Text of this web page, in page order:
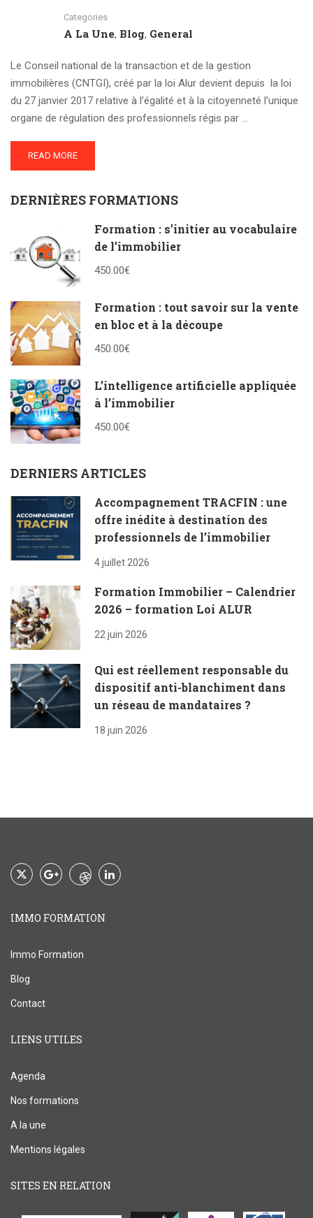
Categories
A La Une, Blog, General
Le Conseil national de la transaction et de la gestion
immobilières (CNTGI), créé par la loi Alur devient depuis la loi
du 27 janvier 2017 relative à l’égalité et à la citoyenneté l’unique
organe de régulation des professionnels régis par …
READ MORE
DERNIÈRES FORMATIONS
Formation : s’initier au vocabulaire
de l’immobilier
450.00€
Formation : tout savoir sur la vente
en bloc et à la découpe
450.00€
L’intelligence artificielle appliquée
à l’immobilier
450.00€
DERNIERS ARTICLES
Accompagnement TRACFIN : une
offre inédite à destination des
professionnels de l’immobilier
4 juillet 2026
Formation Immobilier – Calendrier
2026 – formation Loi ALUR
22 juin 2026
Qui est réellement responsable du
dispositif anti-blanchiment dans
un réseau de mandataires ?
18 juin 2026
IMMO FORMATION
Immo Formation
Blog
Contact
LIENS UTILES
Agenda
Nos formations
A la une
Mentions légales
SITES EN RELATION